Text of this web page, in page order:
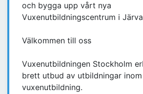
och bygga upp vårt nya
Vuxenutbildningscentrum i
Välkommen till oss
Vuxenutbildningen Stockholm
brett utbud av utbildningar
vuxenutbildning.